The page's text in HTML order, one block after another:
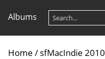
Albums
Home / sfMacIndie 2010